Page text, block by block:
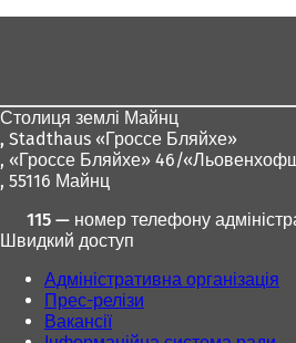
є
я
н
о
й
к
л
д
Столиця землі Майнц
, Stadthaus «Гроссе Бляйхе»
, «Гроссе Бляйхе» 46/
, 55116 Майнц
115 — номер телефону
Швидкий доступ
Адміністративна організація
Прес-релізи
Вакансії